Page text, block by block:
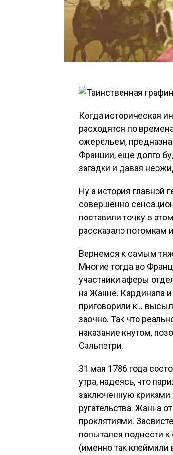
Когда историческая
расходятся по
ожерельем,
Франции, еще долго
загадки и давая
Ну а история главной
совершенно
поставили точку в
рассказало
Вернемся к самым
Многие тогда во
участники аферы
на Жанне. Кардинала
приговорили к…
заочно. Так что
наказание кнутом,
Сальпетри.
31 мая 1786 года
утра, надеясь, что
заключенную
ругательства. Жанна
проклятиями.
попытался поднести
(именно так клеймили